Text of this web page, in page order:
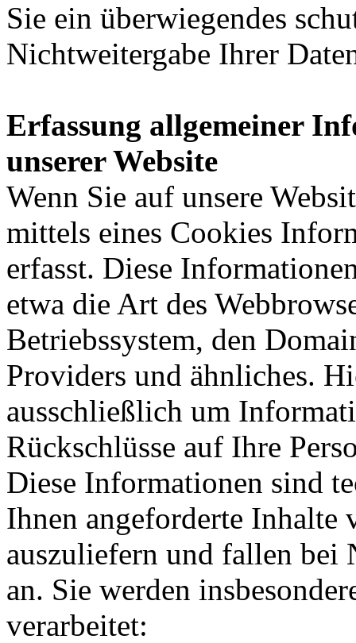
Sie ein überwiegendes
Nichtweitergabe Ihrer
Erfassung allgemeiner
unserer Website
Wenn Sie auf unsere
mittels eines Cookies
erfasst. Diese
etwa die Art des
Betriebssystem, den
Providers und ähnliches.
ausschließlich um
Rückschlüsse auf Ihre
Diese Informationen sind
Ihnen angeforderte Inhalte
auszuliefern und fallen bei
an. Sie werden
verarbeitet: